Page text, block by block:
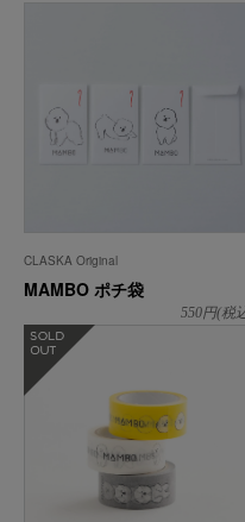
CLASKA Original
MAMBO ポチ袋
550円(税